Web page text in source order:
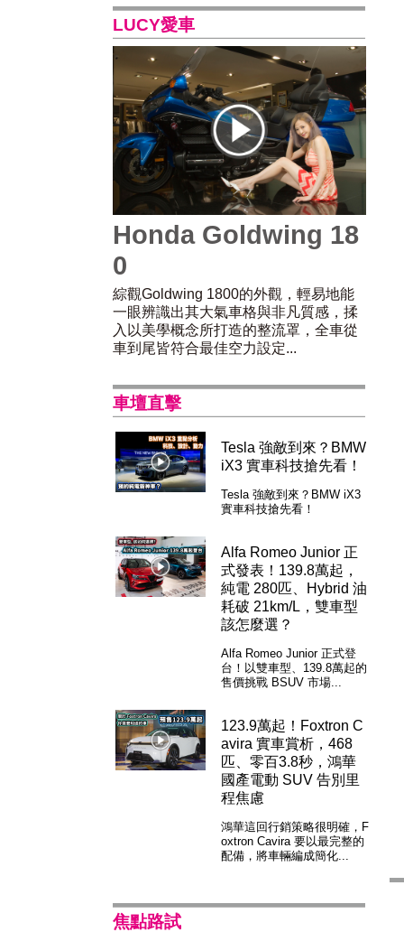
LUCY愛車
Honda Goldwing 18
0
綜觀Goldwing 1800的外觀，輕易地能
一眼辨識出其大氣車格與非凡質感，揉
入以美學概念所打造的整流罩，全車從
車到尾皆符合最佳空力設定...
車壇直擊
Tesla 強敵到來？BMW
iX3 實車科技搶先看！
Tesla 強敵到來？BMW iX3
實車科技搶先看！
Alfa Romeo Junior 正
式發表！139.8萬起，
純電 280匹、Hybrid 油
耗破 21km/L，雙車型
該怎麼選？
Alfa Romeo Junior 正式登
台！以雙車型、139.8萬起的
售價挑戰 BSUV 市場...
123.9萬起！Foxtron C
avira 實車賞析，468
匹、零百3.8秒，鴻華
國產電動 SUV 告別里
程焦慮
鴻華這回行銷策略很明確，F
oxtron Cavira 要以最完整的
配備，將車輛編成簡化...
焦點路試